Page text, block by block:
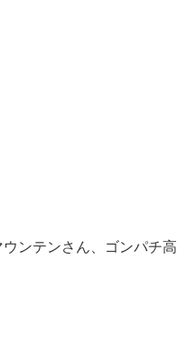
ンテンさん、ゴンパチ高